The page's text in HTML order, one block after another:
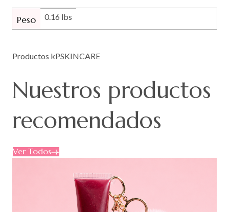
Peso 0.16 lbs
Productos kPSKINCARE
Nuestros productos
recomendados
Ver Todos